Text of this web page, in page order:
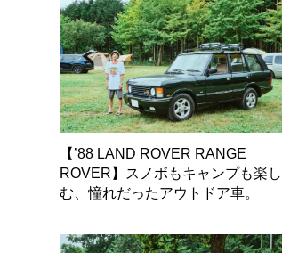
【’88 LAND ROVER RANGE
ROVER】スノボもキャンプも楽し
む、憧れだったアウトドア車。